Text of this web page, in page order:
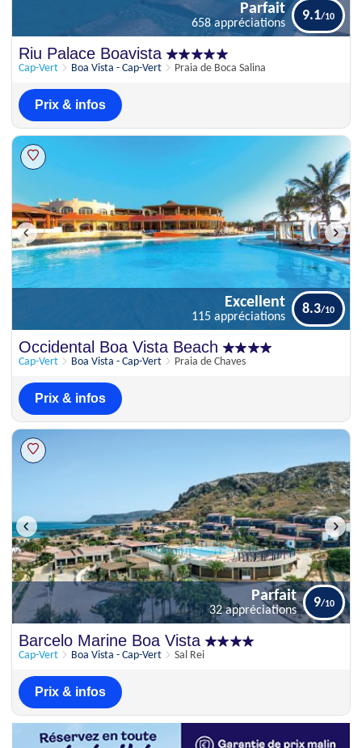
658 appréciations
Riu Palace Boavista
Cap-Vert Boa Vista - Cap-Vert Praia de Boca Salina
Parfait
658 appréciations
9.1
Prix & infos
Excellent
115 appréciations
Occidental Boa Vista Beach
Cap-Vert Boa Vista - Cap-Vert Praia de Chaves
Excellent
115 appréciations
8.3
Prix & infos
Parfait
Barcelo Marine Boa Vista
Cap-Vert Boa Vista - Cap-Vert Sal Rei
Parfait
32 appréciations
9
Prix & infos